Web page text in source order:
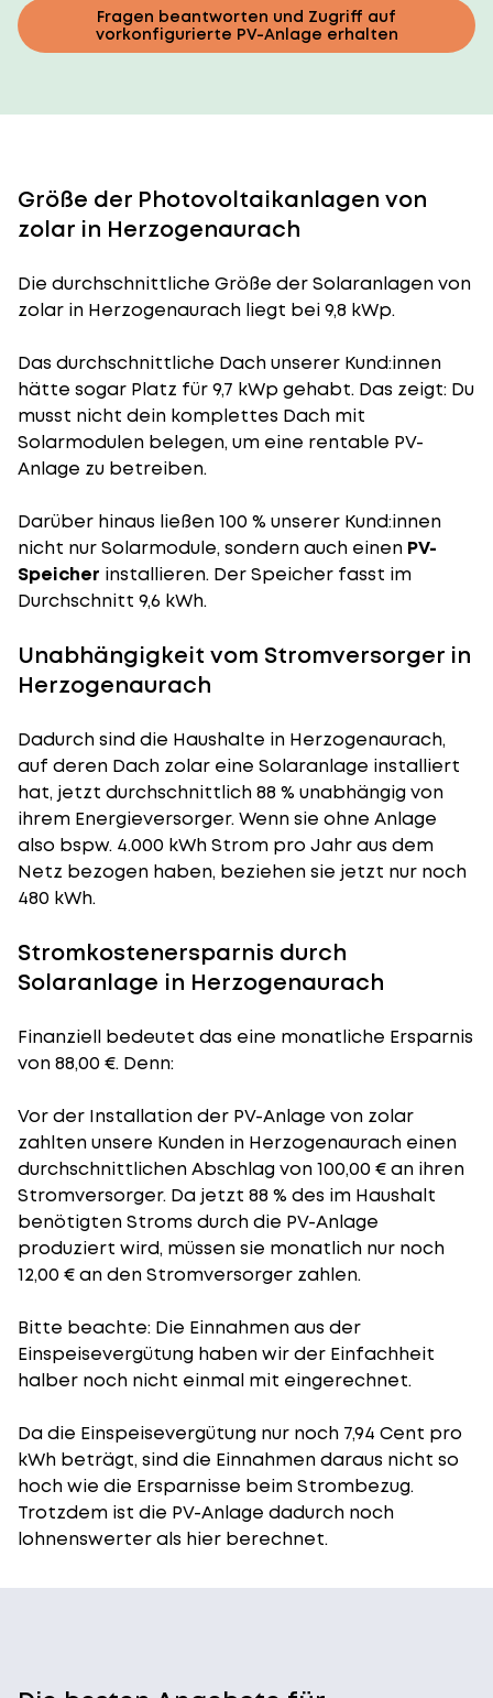
Fragen beantworten und Zugriff auf
vorkonfigurierte PV-Anlage erhalten
Größe der Photovoltaikanlagen von
zolar in Herzogenaurach
Die durchschnittliche Größe der Solaranlagenvon
zolar in Herzogenaurach liegt bei 9,8 kWp.
Das durchschnittliche Dach unserer Kund:innen
hätte sogar Platz für 9,7 kWp gehabt. Das zeigt: Du
musst nicht dein komplettes Dach mit
Solarmodulen belegen, um eine rentable PV-
Anlage zu betreiben.
Darüber hinaus ließen 100 % unserer Kund:innen
nicht nur Solarmodule, sondern auch einen PV-
Speicher installieren. Der Speicher fasst im
Durchschnitt 9,6 kWh.
Unabhängigkeit vom Stromversorger in
Herzogenaurach
Dadurch sind die Haushalte in Herzogenaurach,
auf deren Dach zolar eine Solaranlage installiert
hat, jetzt durchschnittlich 88 % unabhängig von
ihrem Energieversorger. Wenn sie ohne Anlage
also bspw. 4.000 kWh Strom pro Jahr aus dem
Netz bezogen haben, beziehen sie jetzt nur noch
480 kWh.
Stromkostenersparnis durch
Solaranlage in Herzogenaurach
Finanziell bedeutet das eine monatliche Ersparnis
von 88,00 €. Denn:
Vor der Installation der PV-Anlage von zolar
zahlten unsere Kunden in Herzogenaurach einen
durchschnittlichen Abschlag von 100,00 € an ihren
Stromversorger. Da jetzt 88 % des im Haushalt
benötigten Stroms durch die PV-Anlage
produziert wird, müssen sie monatlich nur noch
12,00 € an den Stromversorger zahlen.
Bitte beachte: Die Einnahmen aus der
Einspeisevergütung haben wir der Einfachheit
halber noch nicht einmal mit eingerechnet.
Da die Einspeisevergütung nur noch 7,94 Cent pro
kWh beträgt, sind die Einnahmen daraus nicht so
hoch wie die Ersparnisse beim Strombezug.
Trotzdem ist die PV-Anlage dadurch noch
lohnenswerter als hier berechnet.